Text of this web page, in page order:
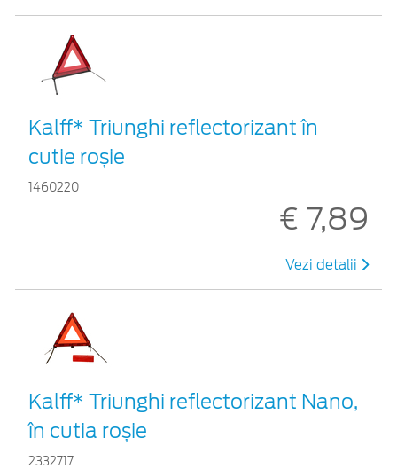
Kalff* Triunghi reflectorizant în
cutie roșie
1460220
€ 7,89
Vezi detalii
Kalff* Triunghi reflectorizant Nano,
în cutia roșie
2332717